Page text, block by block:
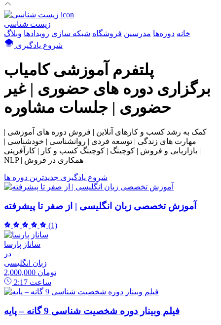
زیست شناسی
خانه دوره‌ها مدرسین فروشگاه شبکه سازی رویداد‌ها وبلاگ
شروع یادگیری
پلتفرم آموزشی کامیاب
برگزاری دوره های حضوری | غیر
حضوری | جلسات مشاوره
کمک به رشد کسب و کارهای آنلاین | فروش دوره های آموزشی |
مهارت های زندگی | توسعه فردی | روانشناسی | خودشناسی |
بازاریابی و فروش | کوچینگ | کوچینگ کسب و کار | کارآفرینی |
NLP | همکاری در فروش
شروع یادگیری جدیدترین دوره ها
آموزش تخصصی زبان انگلیسی | از صفر تا پیشرفته
(1)
ساناز پارسا
در
زبان انگلیسی
2,000,000 تومان
2:17 ساعت
فیلم وبینار دوره شخصیت شناسی 9 گانه – پایه